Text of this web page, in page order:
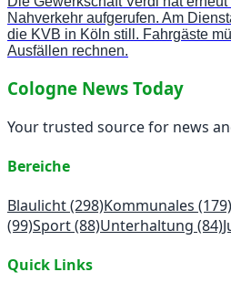
Nahverkehr aufgerufen. Am
die KVB in Köln still. Fahrgäste
Ausfällen rechnen.
Cologne News Today
Your trusted source for news
Bereiche
Blaulicht(298)Kommunales (179)
(99)Sport(88)Unterhaltung (84)
Quick Links